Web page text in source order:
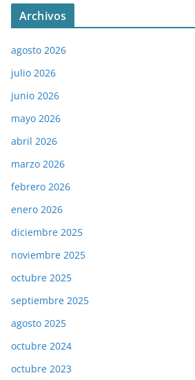
Archivos
agosto 2026
julio 2026
junio 2026
mayo 2026
abril 2026
marzo 2026
febrero 2026
enero 2026
diciembre 2025
noviembre 2025
octubre 2025
septiembre 2025
agosto 2025
octubre 2024
octubre 2023